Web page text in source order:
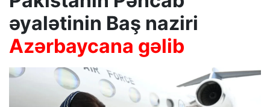
əyalətinin Baş naziri
Azərbaycana gəlib